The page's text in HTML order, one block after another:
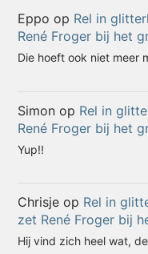
Eppo op Rel in
René Froger bij het
Die hoeft ook niet meer
Simon op Rel in
René Froger bij het
Yup!!
Chrisje op Rel in
zet René Froger bij
Hij vind zich heel wat,